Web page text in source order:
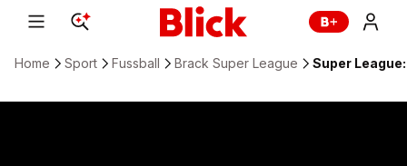
Home Sport Fussball Brack Super League Super